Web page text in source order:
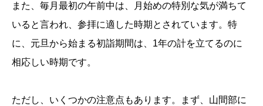
また、毎月最初の午前中は、月始めの特別な気が満ちて
いると言われ、参拝に適した時期とされています。特
に、元旦から始まる初詣期間は、1年の計を立てるのに
相応しい時期です。
ただし、いくつかの注意点もあります。まず、山間部に